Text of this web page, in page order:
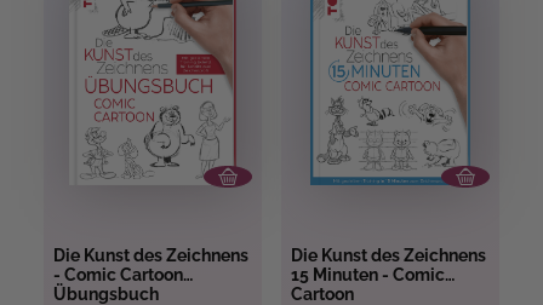
Die Kunst des Zeichnens
- Comic Cartoon
Übungsbuch
Die Kunst des Zeichnens
15 Minuten - Comic
Cartoon